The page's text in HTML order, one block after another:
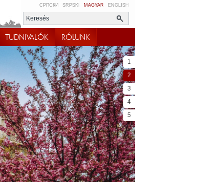
СРПСКИ SRPSKI MAGYAR ENGLISH
TUDNIVALÓK RÓLUNK
1
2
3
4
5